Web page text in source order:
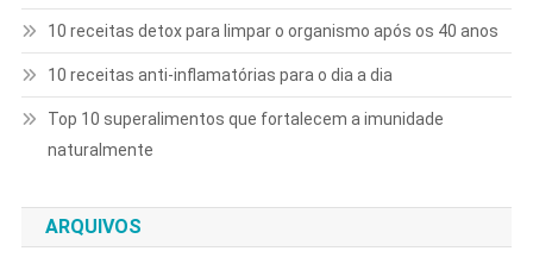
10 receitas detox para limpar o organismo após os 40 anos
10 receitas anti-inflamatórias para o dia a dia
Top 10 superalimentos que fortalecem a imunidade
naturalmente
ARQUIVOS